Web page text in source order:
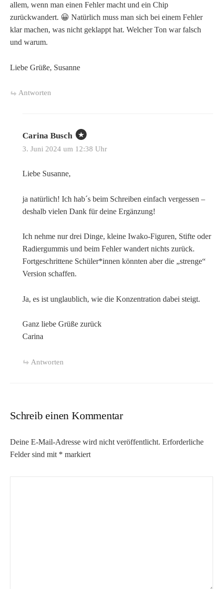
allem, wenn man einen Fehler macht und ein Chip
zurückwandert. 😀 Natürlich muss man sich bei einem Fehler
klar machen, was nicht geklappt hat. Welcher Ton war falsch
und warum.
Liebe Grüße, Susanne
Antworten
Carina Busch
3. Juni 2024 um 12:38 Uhr
Liebe Susanne,
ja natürlich! Ich hab´s beim Schreiben einfach vergessen –
deshalb vielen Dank für deine Ergänzung!
Ich nehme nur drei Dinge, kleine Iwako-Figuren, Stifte oder
Radiergummis und beim Fehler wandert nichts zurück.
Fortgeschrittene Schüler*innen könnten aber die „strenge“
Version schaffen.
Ja, es ist unglaublich, wie die Konzentration dabei steigt.
Ganz liebe Grüße zurück
Carina
Antworten
Schreib einen Kommentar
Deine E-Mail-Adresse wird nicht veröffentlicht. Erforderliche
Felder sind mit * markiert